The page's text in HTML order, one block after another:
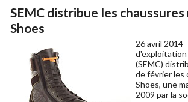
à
un
ami
SEMC distribue les
Shoes
26 avril 2014 -
(SEMC)
de février les
Shoes, une
2009 par la